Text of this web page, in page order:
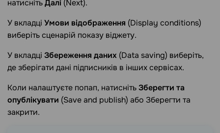
натиснітьДалі (Next).
У вкладці Умови відображення (Display conditions)
виберіть сценарій показу віджету.
У вкладці Збереження даних (Data saving) виберіть,
де зберігати дані підписників в інших сервісах.
Коли налаштуєте попап, натиснітьЗберегти та
опублікувати (Save and publish) або Зберегти та
закрити.